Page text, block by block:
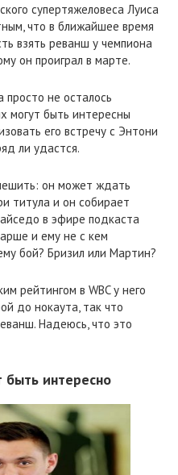
супертяжеловеса Луиса
что в ближайшее время
взять реванш у чемпиона
он проиграл в марте.
не осталось
могут быть интересны
его встречу с Энтони
ли удастся.
он может ждать
титула и он собирает
в эфире подкаста
и ему не с кем
бой? Бризил или Мартин?
рейтингом в WBC у него
до нокаута, так что
Надеюсь, что это
интересно